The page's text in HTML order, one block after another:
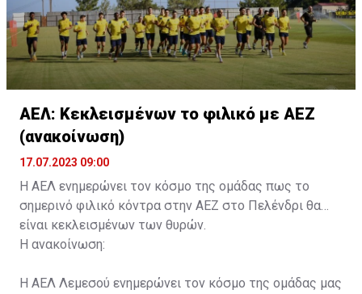
ΑΕΛ: Κεκλεισμένων το φιλικό με ΑΕΖ
(ανακοίνωση)
17.07.2023 09:00
Η ΑΕΛ ενημερώνει τον κόσμο της ομάδας πως το
σημερινό φιλικό κόντρα στην ΑΕΖ στο Πελένδρι θα
είναι κεκλεισμένων των θυρών.
Η ανακοίνωση:
Η ΑΕΛ Λεμεσού ενημερώνει τον κόσμο της ομάδας μας